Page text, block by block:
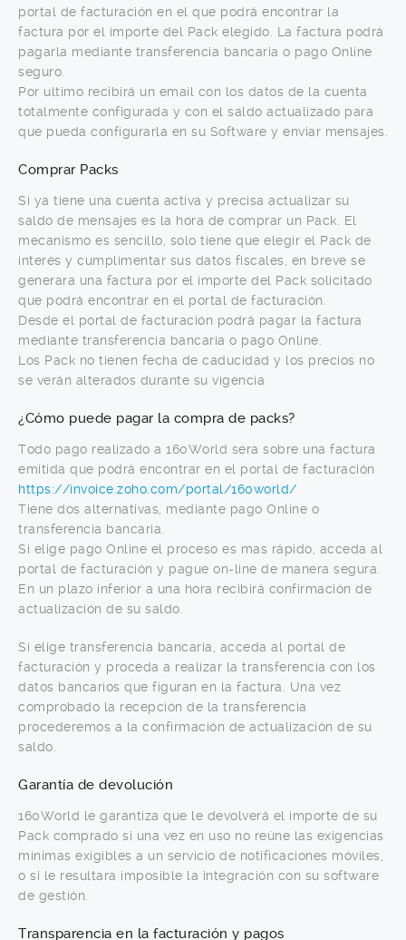
portal de facturación en el que podrá encontrar la
factura por el importe del Pack elegido. La factura podrá
pagarla mediante transferencia bancaria o pago Online
seguro.
Por ultimo recibirá un email con los datos de la cuenta
totalmente configurada y con el saldo actualizado para
que pueda configurarla en su Software y enviar mensajes.
Comprar Packs
Si ya tiene una cuenta activa y precisa actualizar su
saldo de mensajes es la hora de comprar un Pack. El
mecanismo es sencillo, solo tiene que elegir el Pack de
interés y cumplimentar sus datos fiscales, en breve se
generara una factura por el importe del Pack solicitado
que podrá encontrar en el portal de facturación.
Desde el portal de facturación podrá pagar la factura
mediante transferencia bancaria o pago Online.
Los Pack no tienen fecha de caducidad y los precios no
se verán alterados durante su vigencia
¿Cómo puede pagar la compra de packs?
Todo pago realizado a 160World sera sobre una factura
emitida que podrá encontrar en el portal de facturación
https://invoice.zoho.com/portal/160world/
Tiene dos alternativas, mediante pago Online o
transferencia bancaria.
Si elige pago Online el proceso es mas rápido, acceda al
portal de facturación y pague on-line de manera segura.
En un plazo inferior a una hora recibirá confirmación de
actualización de su saldo.
Si elige transferencia bancaria, acceda al portal de
facturación y proceda a realizar la transferencia con los
datos bancarios que figuran en la factura. Una vez
comprobado la recepción de la transferencia
procederemos a la confirmación de actualización de su
saldo.
Garantía de devolución
160World le garantiza que le devolverá el importe de su
Pack comprado si una vez en uso no reúne las exigencias
mínimas exigibles a un servicio de notificaciones móviles,
o si le resultara imposible la integración con su software
de gestión.
Transparencia en la facturación y pagos